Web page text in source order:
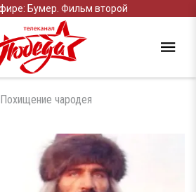
Бумер. Фильм второй
Похищение чародея